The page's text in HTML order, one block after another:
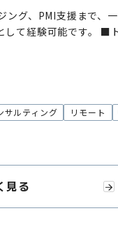
ング、PMI支援まで、
して経験可能です。
サルティング リモート
見る